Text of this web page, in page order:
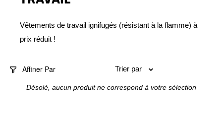
Vêtements de travail ignifugés (résistant à la flamme) à
prix réduit !
Affiner Par Trier par
Désolé, aucun produit ne correspond à votre sélection